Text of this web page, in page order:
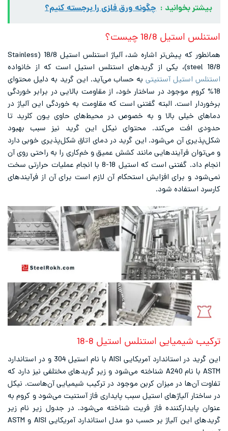
: چگونه ورق فلزی را برجسته کنیم؟
8 چیست؟
همانطور که پیش‌تر اشاره شد، آلیاژ استنلس استیل 18/8 (Stainless
آستنیتیبه حساب می‌آید. این گرید به دلیل محتوای
در ساختار خود، از مقاومت بالایی در برابر خوردگی
البته گفتنی است که مقاومت به خوردگی این آلیاژ در
بالا و به خصوص در محیط‌های حاوی یون کلرید تا
می‌کند. محتوای نیکل این گرید نیز سبب بهبود
می‌شود. این گرید در دمای اتاق شکل‌پذیری خوبی دارد
مانند کشش عمیق و خم‌کاری را به راحتی روی آن
انجام داد. گفتنی است که استیل 18-8 با انجام عملیات حرارتی سخت
افزایش استحکام آن لازم است برای آن از فرآیندهای
شود.
استنلس استیل 8-18
این گرید در استاندارد آمریکایی AISI با نام استیل 304 و در استاندارد
ASTM با نام A240 شناخته می‌شود و زیر گریدهای مختلفی نیز دارد که
میزان کربن موجود در ترکیب شیمیایی آن‌هاست. نیکل
استیل سبب پایداری فاز آستنیت می‌شود و کروم به
فاز فریت شناخته می‌شود. در جدول زیر نام زیر
گریدهای این آلیاژ بر حسب دو مدل استاندارد آمریکایی AISI و ASTM